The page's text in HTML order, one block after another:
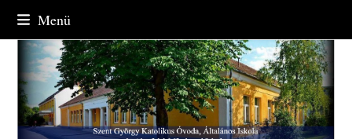
content
Menü